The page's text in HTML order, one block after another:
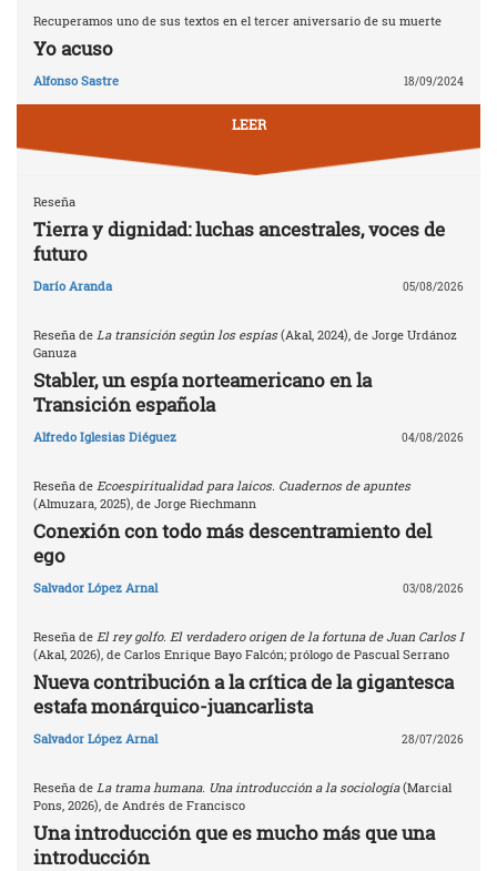
Recuperamos uno de sus textos en el tercer aniversario de su muerte
Yo acuso
Alfonso Sastre 18/09/2024
LEER
Reseña
Tierra y dignidad: luchas ancestrales, voces de
futuro
Darío Aranda 05/08/2026
Reseña de La transición según los espías (Akal, 2024), de Jorge Urdánoz
Ganuza
Stabler, un espía norteamericano en la
Transición española
Alfredo Iglesias Diéguez 04/08/2026
Reseña de Ecoespiritualidad para laicos. Cuadernos de apuntes
(Almuzara, 2025), de Jorge Riechmann
Conexión con todo más descentramiento del
ego
Salvador López Arnal 03/08/2026
Reseña de El rey golfo. El verdadero origen de la fortuna de Juan Carlos I
(Akal, 2026), de Carlos Enrique Bayo Falcón; prólogo de Pascual Serrano
Nueva contribución a la crítica de la gigantesca
estafa monárquico-juancarlista
Salvador López Arnal 28/07/2026
Reseña de La trama humana. Una introducción a la sociología(Marcial
Pons, 2026), de Andrés de Francisco
Una introducción que es mucho más que una
introducción